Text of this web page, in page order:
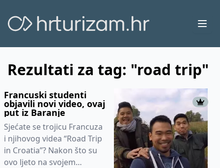
Rezultati za tag: "road trip"
Francuski studenti
objavili novi video, ovaj
put iz Baranje
Sjećate se trojicu Francuza
i njihovog videa “Road Trip
in Croatia”? Nakon što su
ovo ljeto na svojem